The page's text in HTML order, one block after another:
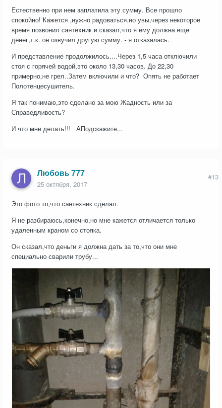
Естественно при нем заплатила эту сумму. Все прошло
спокойно! Кажется ,нужно радоваться.но увы,через некоторое
время позвонил сантехник и сказал,что я ему должна еще
денег,т.к. он озвучил другую сумму. - я отказалась.
И представление продолжилось....Через 1,5 часа отключили
стоя с горячей водой,это около 13,30 часов. До 22,30
примерно,не грел..Затем включили и что? Опять не работает
Полотенцесушитель.
Я так понимаю,это сделано за мою Жадность или за
Справедливость?
И что мне делать!!! АПодскажите...
Любовь 777
25 октября, 2017
#13
Это фото то,что сантехник сделал.
Я не разбираюсь,конечно,но мне кажется отличается только
удаленным краном со стояка.
Он сказал,что деньги я должна дать за то,что они мне
специально сварили трубу...